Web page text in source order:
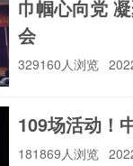
巾帼心向党
会
329160人浏览
109场活动！
181869人浏览